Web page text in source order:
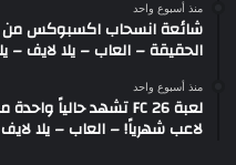
منذ أسبوع واحد
الحقيقة – العاب – يلا لايف –
منذ أسبوع واحد
لاعب شهرياً! – العاب – يلا